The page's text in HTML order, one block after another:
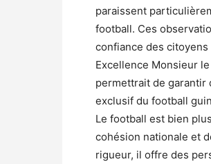
paraissent
football. Ces
confiance des
Excellence Monsieur
permettrait de garantir
exclusif du football
Le football est bien
cohésion nationale et
rigueur, il offre des